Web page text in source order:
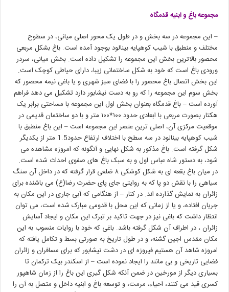
مجموعه باغ و ابنیه قدمگاه
– این مجموعه در سه بخش و در طول یک محور اصلی میانی، در سطوح
مختلف و منطبق با شیب کوهپایه بینالود بوجود آمده است. باغ بشكل مربعی
محصور بالاترین بخش این مجموعه را تشکیل داده است. بخش میانی، سردر
ورودی باغ است که خود به شکل ساختمانی زیبا، دارای حیاطی کوچک است.
این بخش اتصال باغ محصور را با فضای سبز شهری و یا باغی نیمه محصور که
بخش سوم این مجموعه را که رو به دست نیشابور دارد تشکیل می دهد فراهم
آورده است – باغ قدمگاه بعنوان بخش اول این مجموعه با مساحتی برابر یک
هکتار بصورت مربعی با ابعادی حدود ۱۰۰*۱۰۰ متر و با دو ساختمان قدیمی در
موقعیت مرکزی آن، اصلی ترین عنصر این مجموعه است – این باغ منطبق با
شیب کوهپایه بینالود در سه سطح با اختلاف ارتفاع حدود1.5
متر از یکدیگر
شکل گرفته است. باغ مذکور به شکل نهایی و آنگونهکه امروزه مشاهده می
شود، به دستور شاه عباس اول و به سبک باغ های صفوی احداث شده است.
در میان باغ بقعه ای به شکل کوشکی ۸ ضلعی قرار گرفته که در داخل آن سنگ
سیاهی را با نقش دو پا که به روایتی جای پای حضرت رضا(ع) می باشنده برای
زائران به نمایش گذارده اند. در کنار – از هنگامی که آبی جاری در این مکان به
جریان افتاده، و یا از زمانی که این محل با قدومی مبارک شده است، می توان
انتظار داشت که باغی نیز در جهت تاکید بر تبرک این مکان و ایجاد آسایش
زائران ، در اطراف آن شکل گرفته باشد. باغی که خود با روایات منسوب به این
مکان مقدس اجین گشنه، و در طول تاریخ به صورتی بسط و تکامل یافته که
امروزه شاهد آن هستیم فیروزه ای در دشت نیشابور که برای مسافران و زائران
فضایی تاریخی و بی مانند را ایجاد نموده است – از اسکندر بیک ترکمان تا
بسیاری دیگر از مورخین در ضمن آنکه شکل گیری این باغ را از زمان شاهپور
کسری قید می کنند، احیاء، مرمت، و توسعه باغ و ابنیه داخل و متصل به آن را